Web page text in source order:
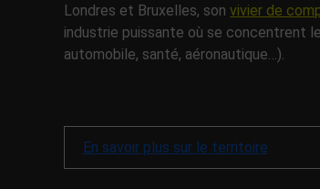
Londres et Bruxelles, sonvivier de
industrie puissante où se concentrent
automobile, santé, aéronautique…).
En savoir plus sur le territoire